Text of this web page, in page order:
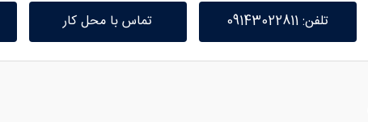
تلفن: 09143022811 تماس با محل کار